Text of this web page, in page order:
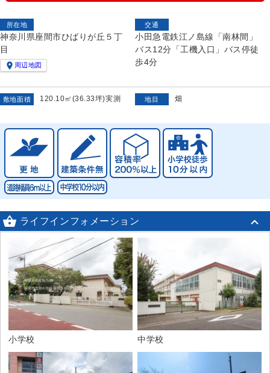
所在地
神奈川県座間市ひばりが丘５丁
目
 周辺地図
交通
小田急電鉄江ノ島線「南林間」
バス12分「工機入口」バス停徒
歩4分
敷地面積 120.10㎡(36.33坪)実測 地目 畑
 ライフインフォメーション
小学校 中学校